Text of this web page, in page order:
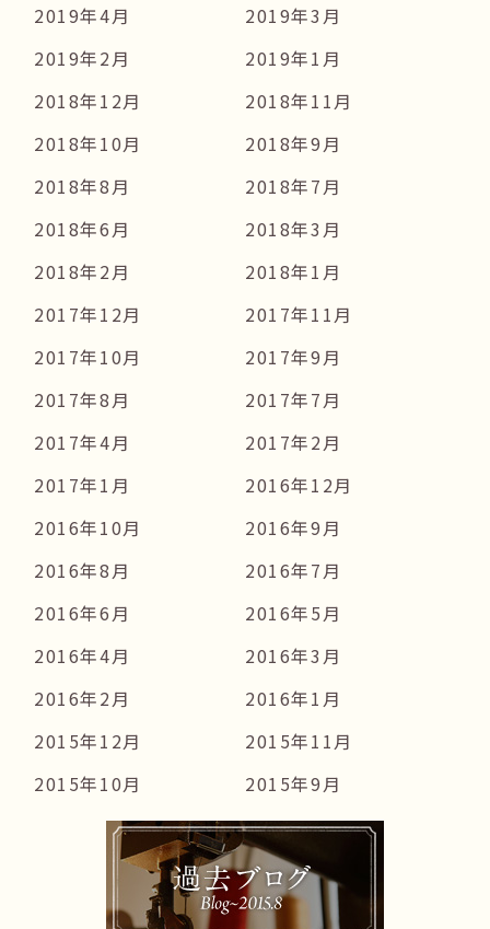
2019年4月
2019年3月
2019年2月
2019年1月
2018年12月
2018年11月
2018年10月
2018年9月
2018年8月
2018年7月
2018年6月
2018年3月
2018年2月
2018年1月
2017年12月
2017年11月
2017年10月
2017年9月
2017年8月
2017年7月
2017年4月
2017年2月
2017年1月
2016年12月
2016年10月
2016年9月
2016年8月
2016年7月
2016年6月
2016年5月
2016年4月
2016年3月
2016年2月
2016年1月
2015年12月
2015年11月
2015年10月
2015年9月